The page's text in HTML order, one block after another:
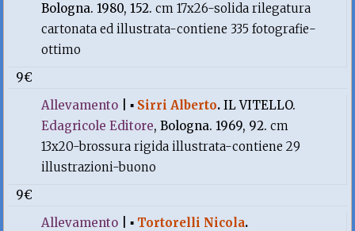
Bologna. 1980, 152.cm 17x26-solida rilegatura
cartonata ed illustrata-contiene 335 fotografie-
ottimo
9€
Allevamento |▪ Sirri Alberto.IL VITELLO.
Edagricole Editore, Bologna. 1969, 92.cm
13x20-brossura rigida illustrata-contiene 29
illustrazioni-buono
9€
Allevamento |▪ Tortorelli Nicola.